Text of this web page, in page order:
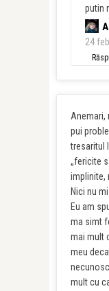
putin
24
Anemari,
pui
tresaritul
„fericite
implinite,
Nici nu
Eu am
ma simt
mai mult
meu
mult cu